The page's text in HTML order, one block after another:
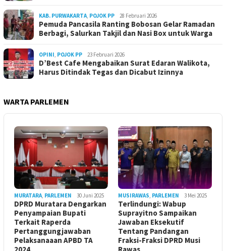
KAB. PURWAKARTA, POJOK PP 28 Februari 2026
Pemuda Pancasila Ranting Bobosan Gelar Ramadan
Berbagi, Salurkan Takjil dan Nasi Box untuk Warga
OPINI, POJOK PP 23 Februari 2026
D’Best Cafe Mengabaikan Surat Edaran Walikota,
Harus Ditindak Tegas dan Dicabut Izinnya
WARTA PARLEMEN
MURATARA, PARLEMEN 30 Juni 2025
DPRD Muratara Dengarkan
Penyampaian Bupati
Terkait Raperda
Pertanggungjawaban
Pelaksanaaan APBD TA
MUSIRAWAS, PARLEMEN 3 Mei 2025
Terlindungi: Wabup
Suprayitno Sampaikan
Jawaban Eksekutif
Tentang Pandangan
Fraksi-Fraksi DPRD Musi